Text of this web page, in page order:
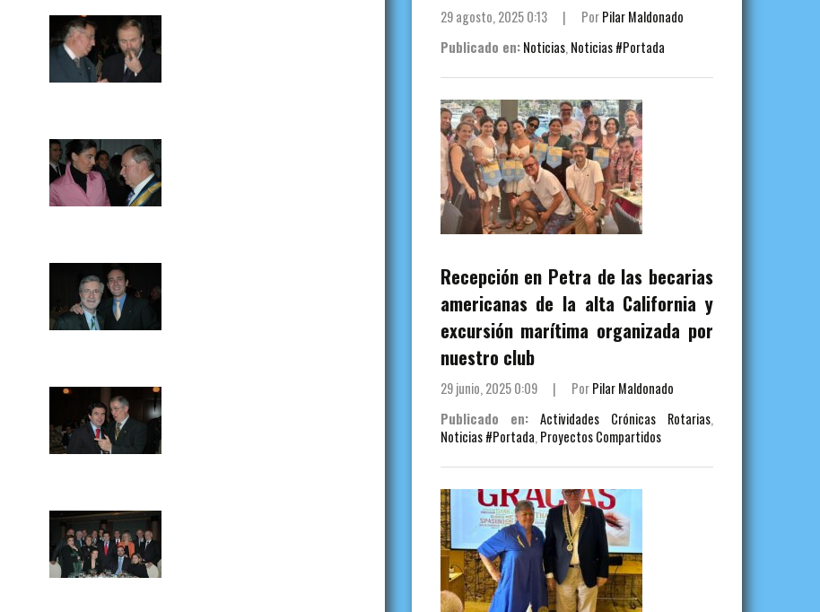
29 agosto, 2025 0:13 | PorPilar Maldonado
Publicado en: Noticias, Noticias #Portada
Recepción en Petra de las becarias
americanas de la alta California y
excursión marítima organizada por
nuestro club
29 junio, 2025 0:09 | PorPilar Maldonado
Publicado en:
Actividades Crónicas Rotarias,
Noticias #Portada, Proyectos Compartidos